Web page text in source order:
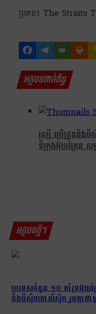
ប្រភព៖ The Straits
អត្ថបទពាក់ព័ន្ធ
រុស្សី ប្រើដ្រូននិង
ទីក្រុងអ៊ុយក្រែន
អត្ថបទថ្មីៗ
ប្រទេសចំនួន ១០ គាំទ្រអ៊ុយក្រ
និងមីស៊ីលបាលីស្ទិក រួមគ្នាជ